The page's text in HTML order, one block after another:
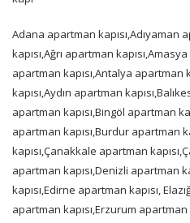
Adana apartman kapısı,Adıyaman
kapısı,Ağrı apartman
apartman kapısı,Antalya apartman
kapısı,Aydın apartman
apartman kapısı,Bingöl apartman
apartman kapısı,Burdur apartman
kapısı,Çanakkale apartman
apartman kapısı,Denizli apartman
kapısı,Edirne apartman kapısı,
apartman kapısı,Erzurum